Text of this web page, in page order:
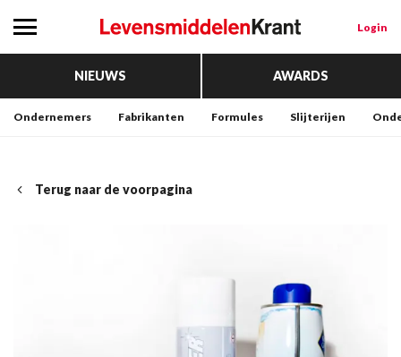
Login
NIEUWS AWARDS
Ondernemers Fabrikanten Formules Slijterijen
Terug naar de voorpagina